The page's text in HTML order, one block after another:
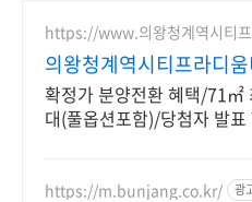
https://www.의왕청계역시티
의왕청계역시티프라디
니
확정가 분양전환 혜택/71㎡
대(풀옵션포함)/당첨자 발
https://m.bunjang.co.kr/ 광